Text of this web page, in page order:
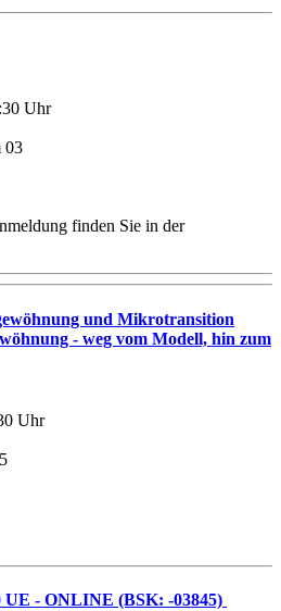
Uhr
03
finden Sie in der
und Mikrotransition
- weg vom Modell, hin zum
Uhr
UE - ONLINE (BSK: -03845)